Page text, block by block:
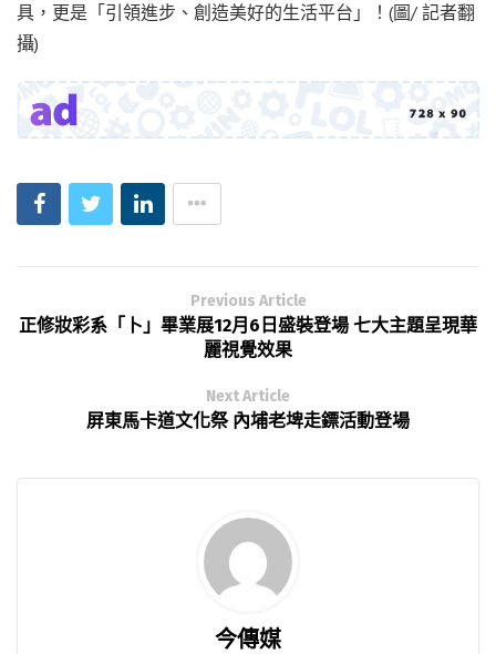
具，更是「引領進步、創造美好的生活平台」！(圖/ 記者翻
攝)
Previous Article
正修妝彩系「卜」畢業展12月6日盛裝登場 七大主題呈現華
麗視覺效果
Next Article
屏東馬卡道文化祭 內埔老埤走鏢活動登場
今傳媒